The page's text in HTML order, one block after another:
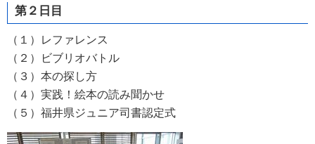
第２日目
（１）レファレンス
（２）ビブリオバトル
（３）本の探し方
（４）実践！絵本の読み聞かせ
（５）福井県ジュニア司書認定式